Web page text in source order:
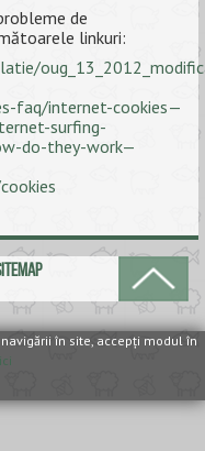
de
linkuri:
faq/internet-cookies—
surfing-
do-they-work—
în site, accepţi modul în